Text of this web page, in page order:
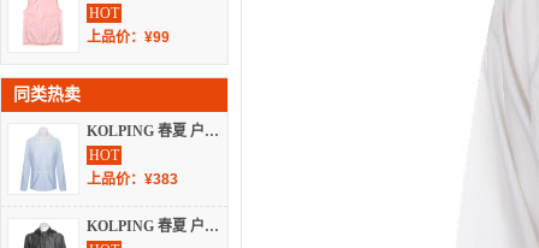
HOT
上品价：¥99
同类热卖
KOLPING 春夏 户外 户外服装 夹克 KRJ6256W
HOT
上品价：¥383
KOLPING 春夏 户外 户外服装 夹克 KPJ0624M